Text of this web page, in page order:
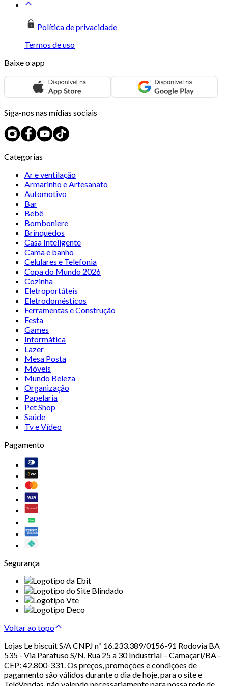
Política de privacidade
Termos de uso
Baixe o app
Siga-nos nas mídias sociais
Categorias
Ar e ventilação
Armarinho e Artesanato
Automotivo
Bar
Bebê
Bomboniere
Brinquedos
Casa Inteligente
Cama e banho
Celulares e Telefonia
Copa do Mundo 2026
Cozinha
Eletroportáteis
Eletrodomésticos
Ferramentas e Construção
Festa
Games
Informática
Lazer
Mesa Posta
Móveis
Mundo Beleza
Organização
Papelaria
Pet Shop
Saúde
Tv e Vídeo
Pagamento
Segurança
Voltar ao topo
Lojas Le biscuit S/A CNPJ nº 16.233.389/0156-91 Rodovia BA
535 - Via Parafuso S/N, Rua 25 a 30 Industrial – Camaçari/BA –
CEP: 42.800-331. Os preços, promoções e condições de
pagamento são válidos durante o dia de hoje, para o site e